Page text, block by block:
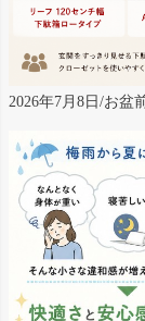
2026年7月8日/お盆